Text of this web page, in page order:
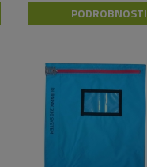
PODROBNOSTI